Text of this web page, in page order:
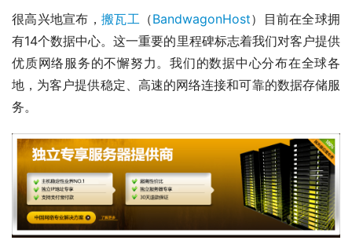
很高兴地宣布， 搬瓦工（BandwagonHost）目前在全球拥
有14个数据中心。这一重要的里程碑标志着我们对客户提供
优质网络服务的不懈努力。我们的数据中心分布在全球各
地，为客户提供稳定、高速的网络连接和可靠的数据存储服
务。